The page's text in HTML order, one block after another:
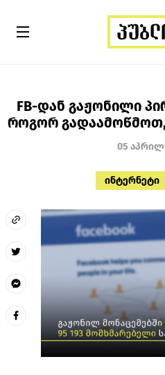
FB-დან გაჟონილი
როგორ
05
ინტერნეტი